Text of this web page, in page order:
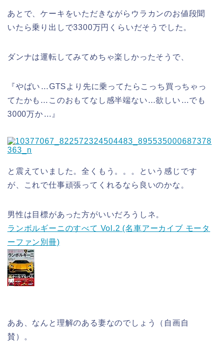
あとで、ケーキをいただきながらウラカンのお値段聞
いたら乗り出しで3300万円くらいだそうでした。
ダンナは運転してみてめちゃ楽しかったそうで、
『やばい…GTSより先に乗ってたらこっち買っちゃっ
てたかも…このおもてなし感半端ない…欲しい…でも
3000万か…』
と震えていました。全くもう。。。という感じです
が、これで仕事頑張ってくれるなら良いのかな。
男性は目標があった方がいいだろうしネ。
ランボルギーニのすべて Vol.2 (名車アーカイブ モータ
ーファン別冊)
ああ、なんと理解のある妻なのでしょう（自画自
賛）。